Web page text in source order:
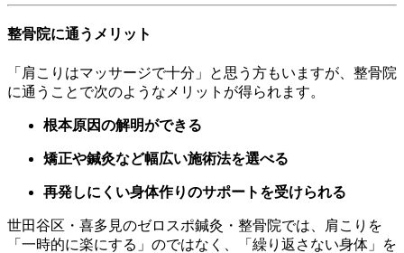
整骨院に通うメリット
「肩こりはマッサージで十分」と思う方もいますが、整骨院
に通うことで次のようなメリットが得られます。
根本原因の解明ができる
矯正や鍼灸など幅広い施術法を選べる
再発しにくい身体作りのサポートを受けられる
世田谷区・喜多見のゼロスポ鍼灸・整骨院では、肩こりを
「一時的に楽にする」のではなく、「繰り返さない身体」を